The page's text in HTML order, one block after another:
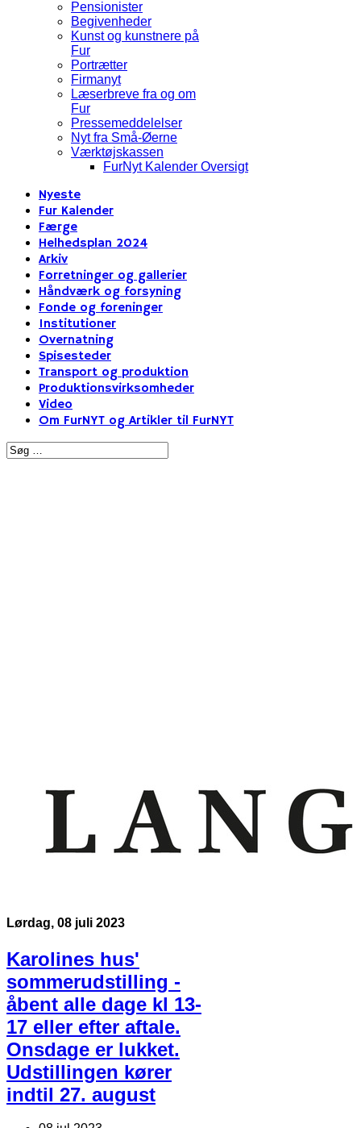
Pensionister
Begivenheder
Kunst og kunstnere på
Fur
Portrætter
Firmanyt
Læserbreve fra og om
Fur
Pressemeddelelser
Nyt fra Små-Øerne
Værktøjskassen
FurNyt Kalender Oversigt
Nyeste
Fur Kalender
Færge
Helhedsplan 2024
Arkiv
Forretninger og gallerier
Håndværk og forsyning
Fonde og foreninger
Institutioner
Overnatning
Spisesteder
Transport og produktion
Produktionsvirksomheder
Video
Om FurNYT og Artikler til FurNYT
Lørdag, 08 juli 2023
Karolines hus'
sommerudstilling -
åbent alle dage kl 13-
17 eller efter aftale.
Onsdage er lukket.
Udstillingen kører
indtil 27. august